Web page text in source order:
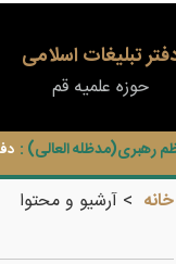
تبلیغات اسلامی
حوزه علمیه قم
رهبری(مدظله العالی) :
خانه آرشیو و محتوا